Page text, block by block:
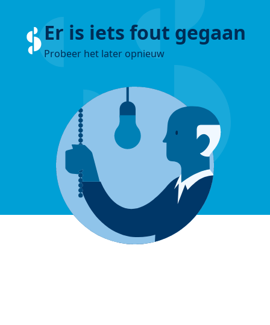
Er is iets fout gegaan
Probeer het later opnieuw